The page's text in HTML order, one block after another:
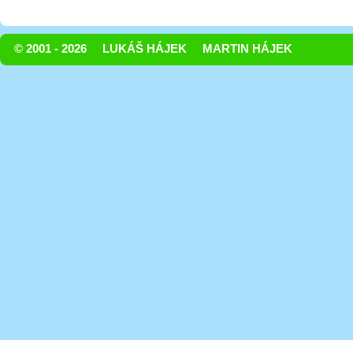
© 2001 - 2026 LUKÁŠ HÁJEK MARTIN HÁJEK